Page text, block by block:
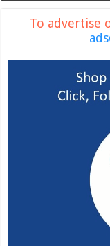
To advertise